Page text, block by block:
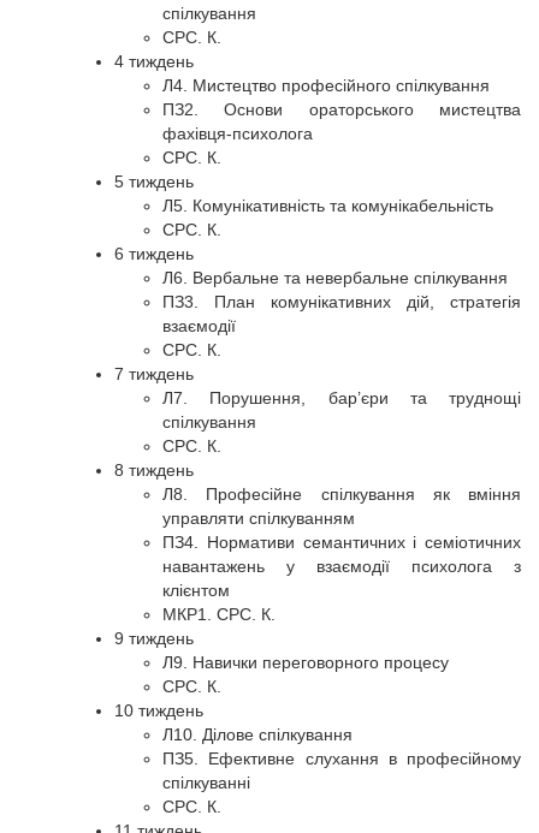
спілкування
СРС. К.
4 тиждень
Л4. Мистецтво професійного спілкування
ПЗ2. Основи ораторського мистецтва
фахівця-психолога
СРС. К.
5 тиждень
Л5. Комунікативність та комунікабельність
СРС. К.
6 тиждень
Л6. Вербальне та невербальне спілкування
ПЗ3. План комунікативних дій, стратегія
взаємодії
СРС. К.
7 тиждень
Л7. Порушення, бар’єри та труднощі
спілкування
СРС. К.
8 тиждень
Л8. Професійне спілкування як вміння
управляти спілкуванням
ПЗ4. Нормативи семантичних і семіотичних
навантажень у взаємодії психолога з
клієнтом
МКР1. СРС. К.
9 тиждень
Л9. Навички переговорного процесу
СРС. К.
10 тиждень
Л10. Ділове спілкування
ПЗ5. Ефективне слухання в професійному
спілкуванні
СРС. К.